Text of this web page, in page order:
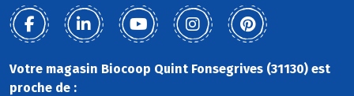
Votre magasin Biocoop Quint Fonsegrives (31130) est
proche de :